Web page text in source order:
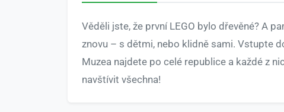
Věděli jste, že první LEGO bylo dřevěné? A
znovu – s dětmi, nebo klidně sami. Vstupte
Muzea najdete po celé republice a každé z
navštívit všechna!